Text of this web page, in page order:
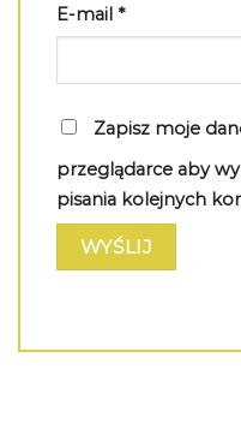
E-mail *
Zapisz moje
przeglądarce aby
pisania kolejnych